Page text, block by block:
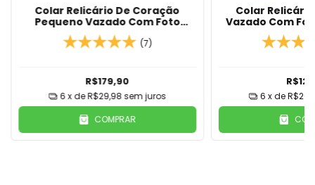
Colar Relicário De Coração
Pequeno Vazado Com Foto
Banhado Em Ouro 18k/Banho de
Prata
(7)
R$179,90
6x deR$29,98 sem juros
COMPRAR
Colar
Vazado Com
Ouro 18k/
6 x de